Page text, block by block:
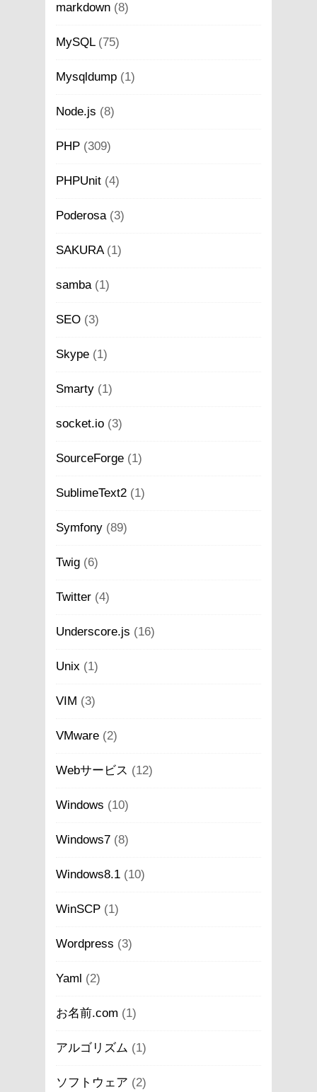
markdown (8)
MySQL(75)
Mysqldump (1)
Node.js (8)
PHP (309)
PHPUnit (4)
Poderosa(3)
SAKURA(1)
samba(1)
SEO (3)
Skype (1)
Smarty (1)
socket.io (3)
SourceForge (1)
SublimeText2 (1)
Symfony (89)
Twig (6)
Twitter (4)
Underscore.js (16)
Unix (1)
VIM (3)
VMware (2)
Webサービス (12)
Windows (10)
Windows7 (8)
Windows8.1 (10)
WinSCP (1)
Wordpress (3)
Yaml (2)
お名前.com (1)
アルゴリズム (1)
ソフトウェア (2)